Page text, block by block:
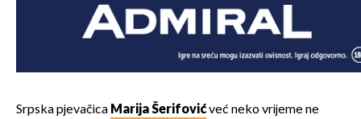
Srpska pjevačica Marija Šerifovićveć neko vrijeme ne